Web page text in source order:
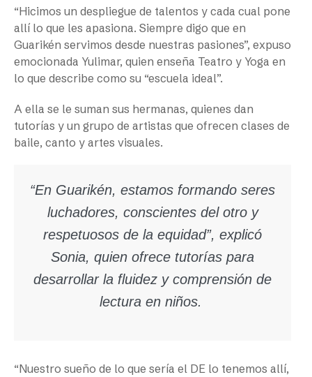
“Hicimos un despliegue de talentos y cada cual pone
allí lo que les apasiona. Siempre digo que en
Guarikén servimos desde nuestras pasiones”, expuso
emocionada Yulimar, quien enseña Teatro y Yoga en
lo que describe como su “escuela ideal”.
A ella se le suman sus hermanas, quienes dan
tutorías y un grupo de artistas que ofrecen clases de
baile, canto y artes visuales.
“En Guarikén, estamos formando seres
luchadores, conscientes del otro y
respetuosos de la equidad”, explicó
Sonia, quien ofrece tutorías para
desarrollar la fluidez y comprensión de
lectura en niños.
“Nuestro sueño de lo que sería el DE lo tenemos allí,